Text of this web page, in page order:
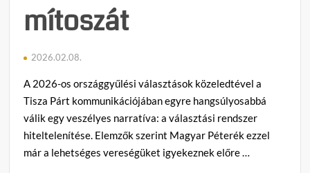
mítoszát
2026.02.08.
A 2026-os országgyűlési választások közeledtével a
Tisza Párt kommunikációjában egyre hangsúlyosabbá
válik egy veszélyes narratíva: a választási rendszer
hiteltelenítése. Elemzők szerint Magyar Péterék ezzel
már a lehetséges vereségüket igyekeznek előre …